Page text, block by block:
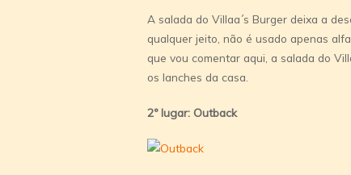
A salada do Villaa´s Burger deixa a
qualquer jeito, não é usado apenas
que vou comentar aqui, a salada do
os lanches da casa.
2º lugar: Outback